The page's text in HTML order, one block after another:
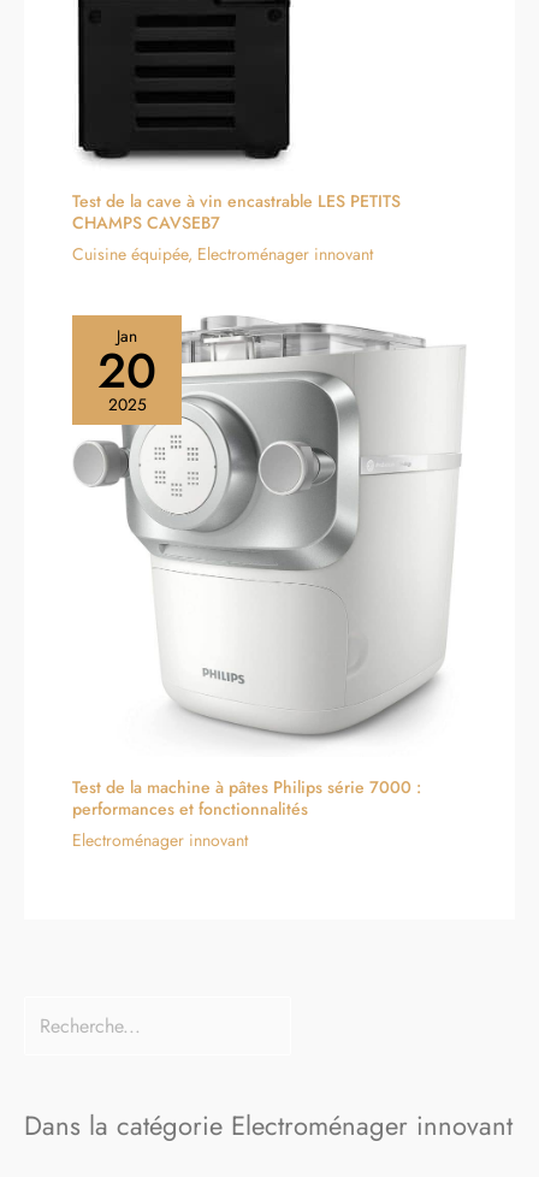
Test de la cave à vin encastrable LES PETITS
CHAMPS CAVSEB7
Cuisine équipée, Electroménager innovant
Jan
20
2025
Test de la machine à pâtes Philips série 7000 :
performances et fonctionnalités
Electroménager innovant
Dans la catégorie Electroménager innovant